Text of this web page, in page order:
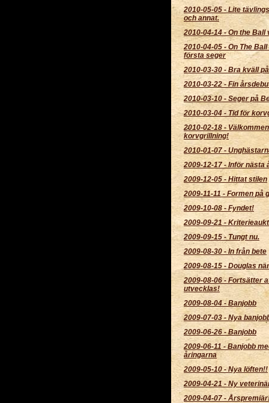
2010-05-05 -Lite
och annat.
2010-04-14-On the Ball
2010-04-05 -On The
första seger
2010-03-30 -Bra kväll
2010-03-22- Fin
2010-03-10 - Seger på
2010-03-04 - Tid för
2010-02-18-
korvgrillning!
2010-01-07 -
2009-12-17 -Inför nästa
2009-12-05 - Hittat stilen
2009-11-11 - Formen på
2009-10-08-Fyndet!
2009-09-21-
2009-09-15 - Tungt nu.
2009-08-30 - In från bete
2009-08-15 - Douglas
2009-08-06- Fortsätter
utvecklas!
2009-08-04- Banjobb
2009-07-03- Nya
2009-06-26 -Banjobb
2009-06-11 -Banjobb
åringarna
2009-05-10 -Nya löften!!
2009-04-21 -Ny
2009-04-07-